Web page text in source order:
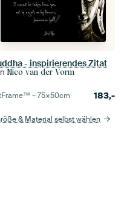
- inspirierendes Zitat
Nico van der Vorm
–75×50cm 183,-
& Material selbst wählen